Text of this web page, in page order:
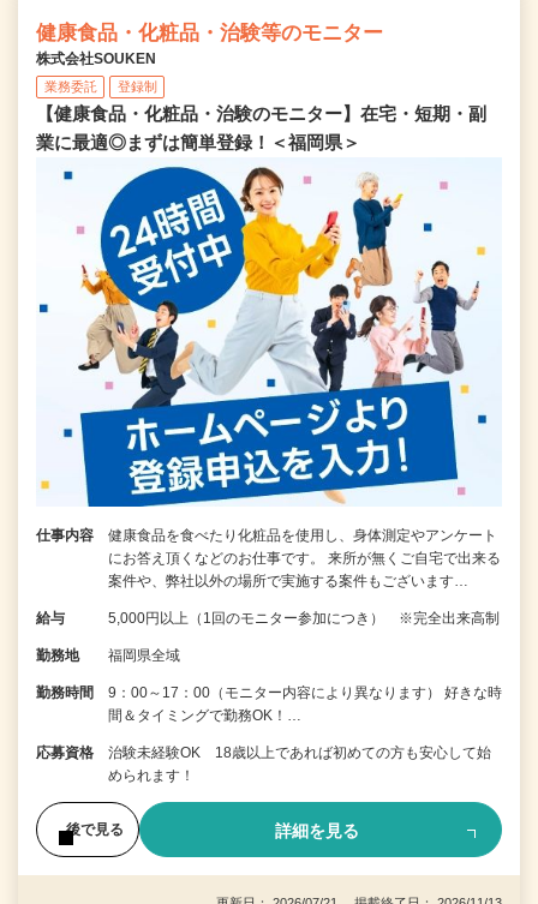
健康食品・化粧品・治験等のモニター
株式会社SOUKEN
業務委託 登録制
【健康食品・化粧品・治験のモニター】在宅・短期・副
業に最適◎まずは簡単登録！＜福岡県＞
仕事内容
健康食品を食べたり化粧品を使用し、身体測定やアンケート
にお答え頂くなどのお仕事です。 来所が無くご自宅で出来る
案件や、弊社以外の場所で実施する案件もございます…
給与 5,000円以上（1回のモニター参加につき） ※完全出来高制
勤務地 福岡県全域
勤務時間
9：00～17：00（モニター内容により異なります） 好きな時
間＆タイミングで勤務OK！…
応募資格
治験未経験OK 18歳以上であれば初めての方も安心して始
められます！
後で見る 詳細を見る